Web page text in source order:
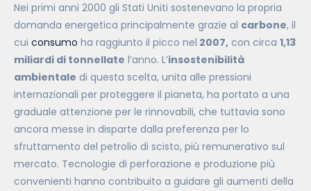
Nei primi anni 2000 gli Stati Uniti sostenevano la propria
domanda energetica principalmente grazie al carbone, il
cui consumo ha raggiunto il picco nel 2007, con circa 1,13
miliardi di tonnellate l’anno. L’insostenibilità
ambientale di questa scelta, unita alle pressioni
internazionali per proteggere il pianeta, ha portato a una
graduale attenzione per le rinnovabili, che tuttavia sono
ancora messe in disparte dalla preferenza per lo
sfruttamento del petrolio di scisto, più remunerativo sul
mercato. Tecnologie di perforazione e produzione più
convenienti hanno contribuito a guidare gli aumenti della